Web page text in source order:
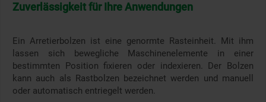
Zuverlässigkeit für Ihre Anwendungen
Ein Arretierbolzen ist eine genormte Rasteinheit. Mit ihm
lassen sich bewegliche Maschinenelemente in einer
bestimmten Position fixieren oder indexieren. Der Bolzen
kann auch als Rastbolzen bezeichnet werden und manuell
oder automatisch entriegelt werden.